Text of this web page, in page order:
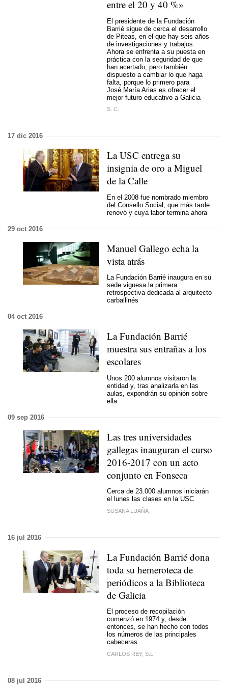
entre el 20 y 40 %»
El presidente de la Fundación
Barrié sigue de cerca el desarrollo
de Piteas, en el que hay seis años
de investigaciones y trabajos.
Ahora se enfrenta a su puesta en
práctica con la seguridad de que
han acertado, pero también
dispuesto a cambiar lo que haga
falta, porque lo primero para
José María Arias es ofrecer el
mejor futuro educativo a Galicia
S. C.
17 dic 2016
La USC entrega su
insignia de oro a Miguel
de la Calle
En el 2008 fue nombrado miembro
del Consello Social, que más tarde
renovó y cuya labor termina ahora
29 oct 2016
Manuel Gallego echa la
vista atrás
La Fundación Barrié inaugura en su
sede viguesa la primera
retrospectiva dedicada al arquitecto
carballinés
04 oct 2016
La Fundación Barrié
muestra sus entrañas a los
escolares
Unos 200 alumnos visitaron la
entidad y, tras analizarla en las
aulas, expondrán su opinión sobre
ella
09 sep 2016
Las tres universidades
gallegas inauguran el curso
2016-2017 con un acto
conjunto en Fonseca
Cerca de 23.000 alumnos iniciarán
el lunes las clases en la USC
SUSANA LUAÑA
16 jul 2016
La Fundación Barrié dona
toda su hemeroteca de
periódicos a la Biblioteca
de Galicia
El proceso de recopilación
comenzó en 1974 y, desde
entonces, se han hecho con todos
los números de las principales
cabeceras
CARLOS REY, S.L.
08 jul 2016